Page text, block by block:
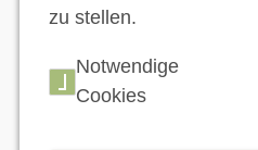
zu stellen.
Notwendige
Cookies